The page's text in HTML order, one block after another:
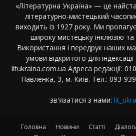
«Літературна Україна» — це
літературно-мистецький
виходить із 1927 року. Ми
широку мистецьку інклюзію та
Використання і передрук наших
умови відкритого для
litukraina.com.ua Адреса редакції:
Павленка, 3, м. Київ. Тел.: 093-
зв'язатися з нами:
Головна Новини Статті